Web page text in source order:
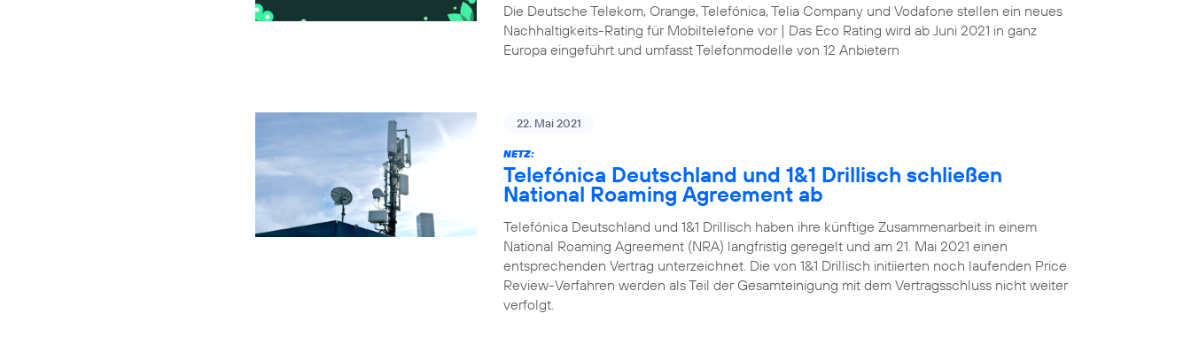
Die Deutsche Telekom, Orange, Telefónica, Telia Company und Vodafone stellen ein neues
Nachhaltigkeits-Rating für Mobiltelefone vor | Das Eco Rating wird ab Juni 2021 in ganz
Europa eingeführt und umfasst Telefonmodelle von 12 Anbietern
22. Mai 2021
NETZ:
Telefónica Deutschland und 1&1 Drillisch schließen
National Roaming Agreement ab
Telefónica Deutschland und 1&1 Drillisch haben ihre künftige Zusammenarbeit in einem
National Roaming Agreement (NRA) langfristig geregelt und am 21. Mai 2021 einen
entsprechenden Vertrag unterzeichnet. Die von 1&1 Drillisch initiierten noch laufenden Price
Review-Verfahren werden als Teil der Gesamteinigung mit dem Vertragsschluss nicht weiter
verfolgt.